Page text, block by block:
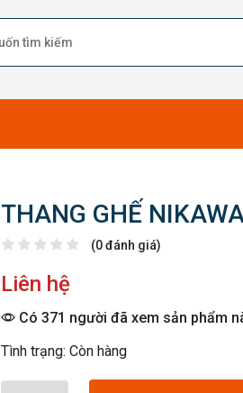
THANG GHẾ
(0 đánh giá)
Liên hệ
Có 371 người đã xem sản phẩm
Tình trạng: Còn hàng